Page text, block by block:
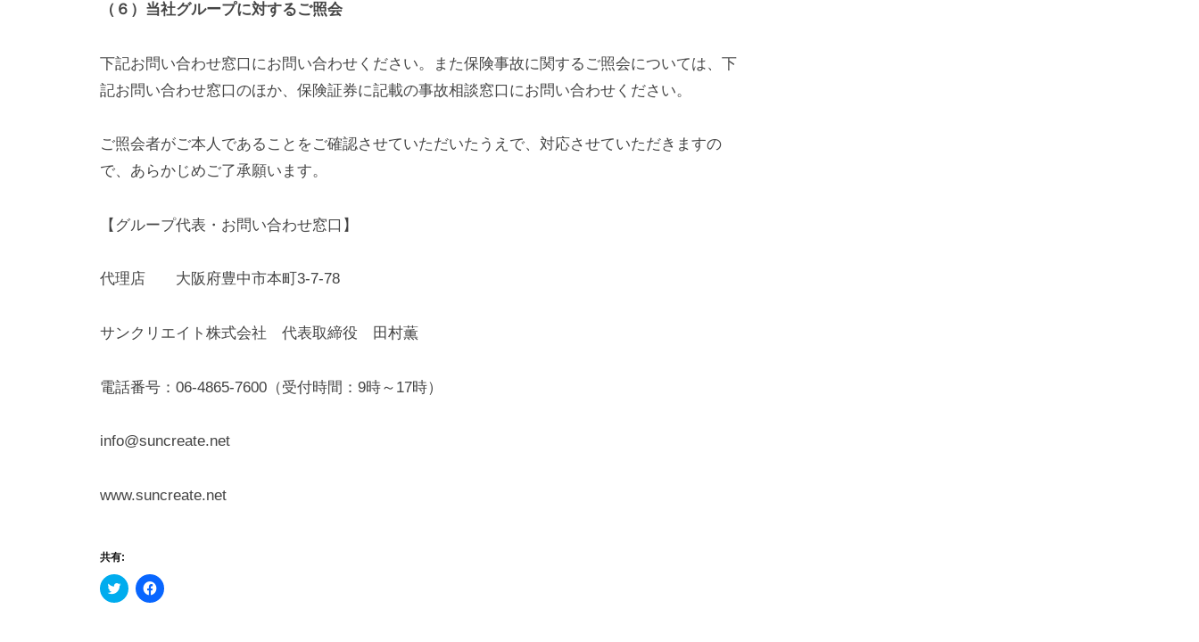
（６）当社グループに対するご照会
下記お問い合わせ窓口にお問い合わせください。また保険事故に関するご照会については、下
記お問い合わせ窓口のほか、保険証券に記載の事故相談窓口にお問い合わせください。
ご照会者がご本人であることをご確認させていただいたうえで、対応させていただきますの
で、あらかじめご了承願います。
【グループ代表・お問い合わせ窓口】
代理店 大阪府豊中市本町3-7-78
サンクリエイト株式会社 代表取締役 田村薫
電話番号：06-4865-7600（受付時間：9時～17時）
info@suncreate.net
www.suncreate.net
共有:
ク
リ
F
a